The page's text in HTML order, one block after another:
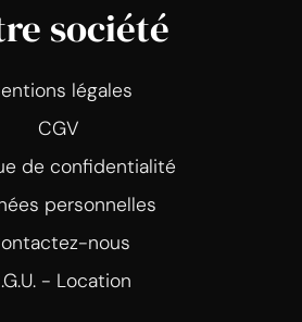
société
légales
CGV
de confidentialité
personnelles
nous
- Location